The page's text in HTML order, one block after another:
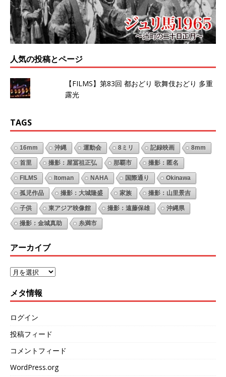
人気の投稿とページ
【FILMS】第83回 都おどり 歌舞伎おどり 多重
露光
TAGS
16mm 沖縄 運動会 8ミリ 記録映画 8mm
首里 撮影：屋冨祖正弘 那覇市 撮影：匿名
FILMS Itoman NAHA 国際通り Okinawa
孤児作品 撮影：大城隆盛 家族 撮影：山里景吉
子供 東アジア映像館 撮影：遠藤保雄 沖縄県
撮影：金城真助 糸満市
アーカイブ
メタ情報
ログイン
投稿フィード
コメントフィード
WordPress.org